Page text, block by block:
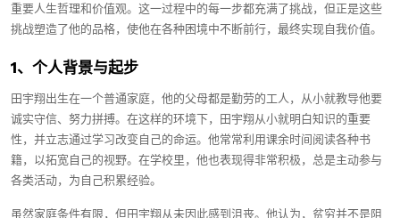
重要人生哲理和价值观。这一过程中的每一步都充满了挑战，但正是这些
挑战塑造了他的品格，使他在各种困境中不断前行，最终实现自我价值。
1、个人背景与起步
田宇翔出生在一个普通家庭，他的父母都是勤劳的工人，从小就教导他要
诚实守信、努力拼搏。在这样的环境下，田宇翔从小就明白知识的重要
性，并立志通过学习改变自己的命运。他常常利用课余时间阅读各种书
籍，以拓宽自己的视野。在学校里，他也表现得非常积极，总是主动参与
各类活动，为自己积累经验。
虽然家庭条件有限，但田宇翔从未因此感到沮丧。他认为，贫穷并不是阻